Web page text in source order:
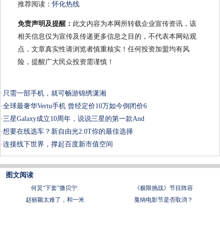
推荐阅读：怀化热线
免责声明及提醒： 此文内容为本网所转载企业宣传资讯，该
相关信息仅为宣传及传递更多信息之目的，不代表本网站观
点，文章真实性请浏览者慎重核实！任何投资加盟均有风
险，提醒广大民众投资需谨慎！
· 只需一部手机，就可畅游锦绣潇湘
·全球最奢华Vertu手机 曾经定价10万如今倒闭价6
·三星Galaxy成立10周年，说说三星的第一款And
·想要在线选车？新自由光2.0T你的最佳选择
·连接线下世界，撑起百度新市值空间
图文阅读
何炅“下套”撒贝宁:
《极限挑战》节目阵容
赵丽颖太难了，和一米
戛纳电影节是否取消？